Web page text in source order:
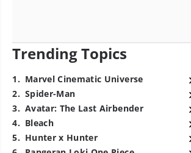
Trending Topics
1. Marvel Cinematic Universe
2. Spider-Man
3. Avatar: The Last Airbender
4. Bleach
5. Hunter x Hunter